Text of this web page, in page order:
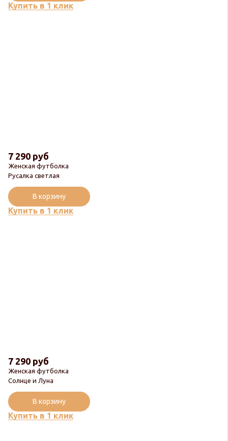
Купить в 1 клик
Женская футболка
Русалка светлая
7 290 руб
Купить в 1 клик
В корзину
Женская футболка
Солнце и Луна
7 290 руб
Купить в 1 клик
В корзину